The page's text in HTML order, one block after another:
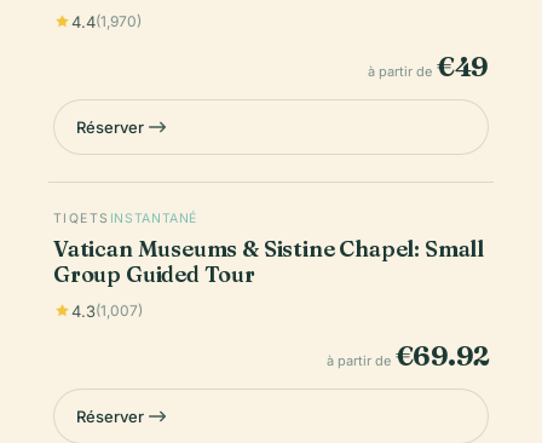
4.4(1,970)
à partir de €49
Réserver
TIQETS INSTANTANÉ
Vatican Museums & Sistine Chapel: Small
Group Guided Tour
4.3(1,007)
à partir de €69.92
Réserver